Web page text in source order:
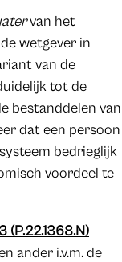
van het
wetgever in
van de
tot de
bestanddelen van
dat een persoon
bedrieglijk
voordeel te
(P.22.1368.N)
ander i.v.m. de